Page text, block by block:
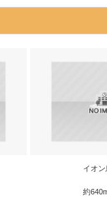
イオ
約